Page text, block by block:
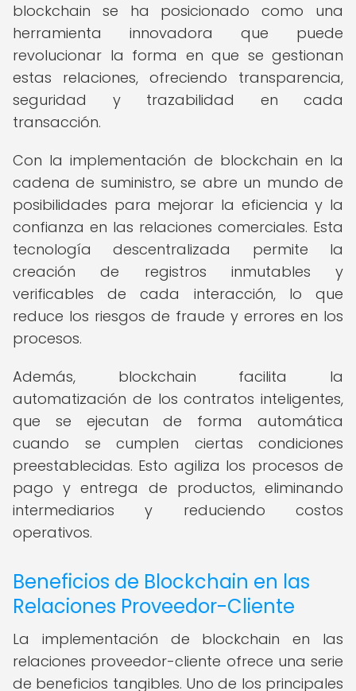
blockchain se ha posicionado como una
herramienta innovadora que puede
revolucionar la forma en que se gestionan
estas relaciones, ofreciendo transparencia,
seguridad y trazabilidad en cada
transacción.
Con la implementación de blockchain en la
cadena de suministro, se abre un mundo de
posibilidades para mejorar la eficiencia y la
confianza en las relaciones comerciales. Esta
tecnología descentralizada permite la
creación de registros inmutables y
verificables de cada interacción, lo que
reduce los riesgos de fraude y errores en los
procesos.
Además, blockchain facilita la
automatización de los contratos inteligentes,
que se ejecutan de forma automática
cuando se cumplen ciertas condiciones
preestablecidas. Esto agiliza los procesos de
pago y entrega de productos, eliminando
intermediarios y reduciendo costos
operativos.
Beneficios de Blockchain en las
Relaciones Proveedor-Cliente
La implementación de blockchain en las
relaciones proveedor-cliente ofrece una serie
de beneficios tangibles. Uno de los principales